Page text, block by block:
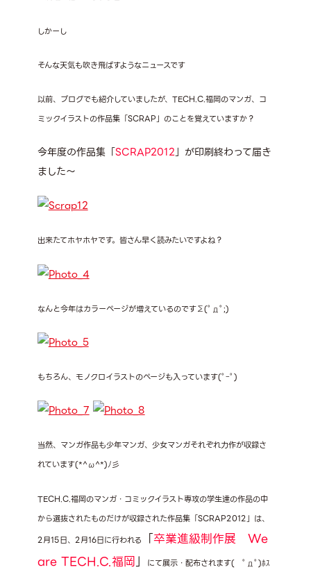
しかーし
そんな天気も吹き飛ばすようなニュースです
以前、ブログでも紹介していましたが、TECH.C.福岡のマンガ、コ
ミックイラストの作品集「SCRAP」のことを覚えていますか？
今年度の作品集「SCRAP2012」が印刷終わって届き
ました～
出来たてホヤホヤです。皆さん早く読みたいですよね？
なんと今年はカラーページが増えているのですΣ(ﾟдﾟ;)
もちろん、モノクロイラストのページも入っています(ﾟｰﾟ)
当然、マンガ作品も少年マンガ、少女マンガそれぞれ力作が収録さ
れています(*^ω^*)ﾉ彡
TECH.C.福岡のマンガ・コミックイラスト専攻の学生達の作品の中
から選抜されたものだけが収録された作品集「SCRAP2012」は、
2月15日、2月16日に行われる
「卒業進級制作展 We
are TECH.C.福岡」
にて展示・配布されます( ﾟдﾟ)ﾎｽ